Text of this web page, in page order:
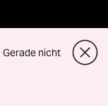
Gerade nicht